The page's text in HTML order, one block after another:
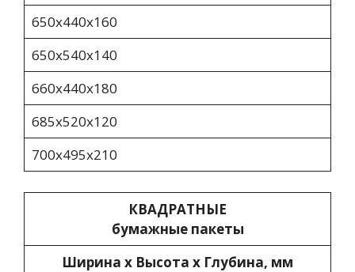
650x440x160
650х540х140
660х440х180
685x520x120
700х495х210
КВАДРАТНЫЕ
бумажные пакеты
Ширина х Высота х Глубина, мм